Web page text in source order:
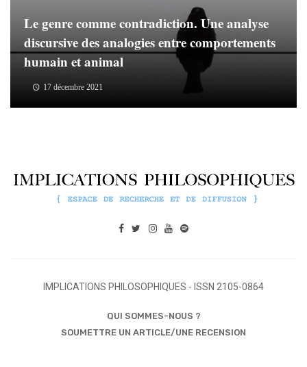
Le genre comme contradiction. Une analyse
discursive des analogies entre comportements
humain et animal
17 décembre 2021
IMPLICATIONS PHILOSOPHIQUES - ISSN 2105-0864
QUI SOMMES-NOUS ?
SOUMETTRE UN ARTICLE/UNE RECENSION